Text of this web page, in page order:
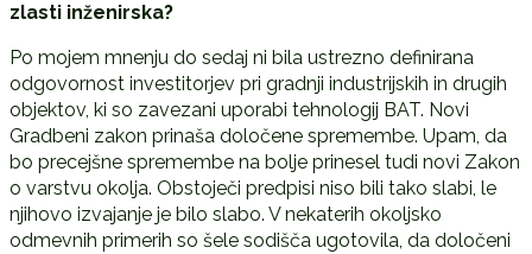
zlasti inženirska?
Po mojem mnenju do sedaj ni bila ustrezno definirana
odgovornost investitorjev pri gradnji industrijskih in drugih
objektov, ki so zavezani uporabi tehnologij BAT. Novi
Gradbeni zakon prinaša določene spremembe. Upam, da
bo precejšne spremembe na bolje prinesel tudi novi Zakon
o varstvu okolja. Obstoječi predpisi niso bili tako slabi, le
njihovo izvajanje je bilo slabo. V nekaterih okoljsko
odmevnih primerih so šele sodišča ugotovila, da določeni